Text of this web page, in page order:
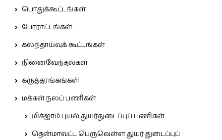
பொதுக்கூட்டங்கள்
போராட்டங்கள்
கலந்தாய்வுக் கூட்டங்கள்
நினைவேந்தல்கள்
கருத்தரங்கங்கள்
மக்கள் நலப் பணிகள்
மிக்ஜாம் புயல் துயர்துடைப்புப் பணிகள்
தென்மாவட்ட பெருவெள்ள துயர் துடைப்புப்